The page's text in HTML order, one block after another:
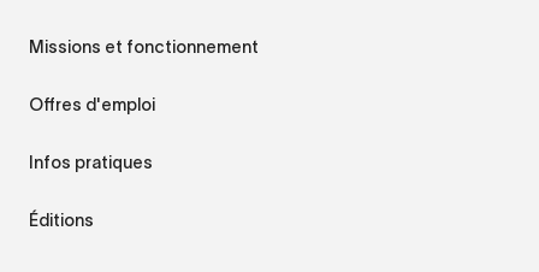
Missions et fonctionnement
Offres d'emploi
Infos pratiques
Éditions